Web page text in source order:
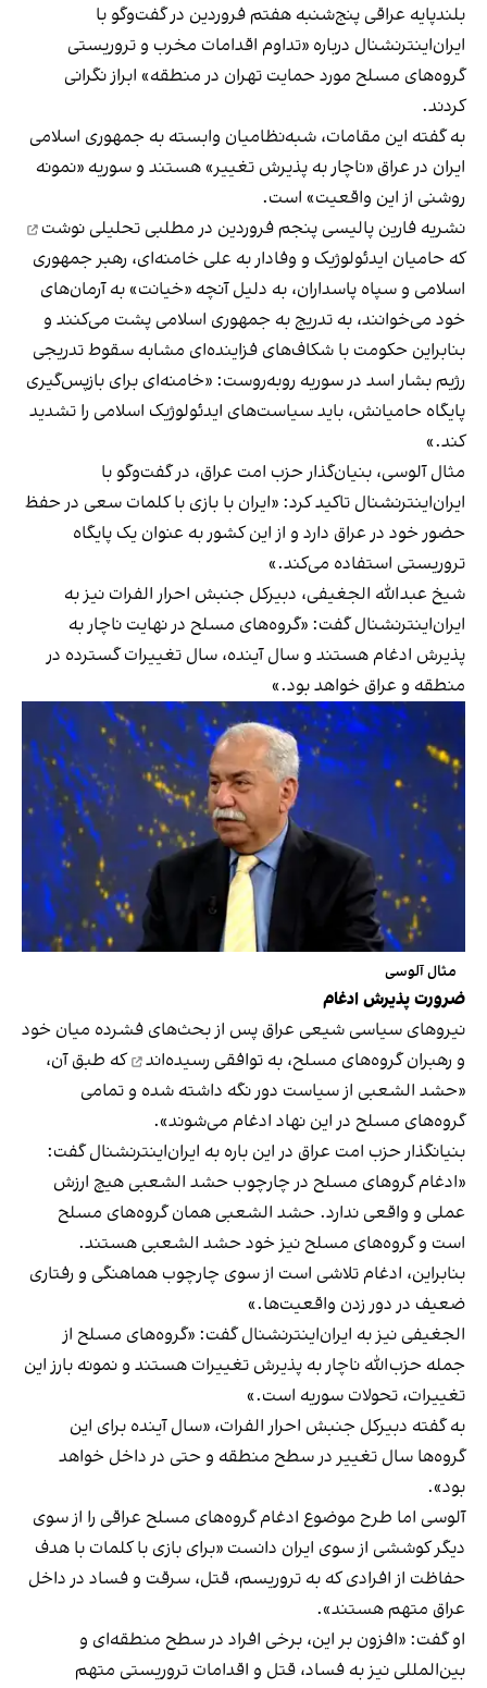
بلندپایه عراقی پنج‌شنبه هفتم فروردین در گفت‌وگو با
ایران‌اینترنشنال درباره «تداوم اقدامات مخرب و تروریستی
گروه‌های مسلح مورد حمایت تهران در منطقه» ابراز نگرانی
کردند.
به گفته این مقامات، شبه‌نظامیان وابسته به جمهوری اسلامی
ایران در عراق «ناچار به پذیرش تغییر» هستند و سوریه «نمونه
روشنی از این واقعیت» است.
نشریه فارین پالیسی پنجم فروردین در مطلبی تحلیلی نوشت
که حامیان ایدئولوژیک و وفادار به علی خامنه‌ای، رهبر جمهوری
اسلامی و سپاه پاسداران، به دلیل آنچه «خیانت» به آرمان‌های
خود می‌خوانند، به تدریج به جمهوری اسلامی پشت می‌کنند و
بنابراین حکومت با شکاف‌های فزاینده‌ای مشابه سقوط تدریجی
رژیم بشار اسد در سوریه روبه‌روست: «خامنه‌ای برای بازپس‌گیری
پایگاه حامیانش، باید سیاست‌های ایدئولوژیک اسلامی را تشدید
کند.»
مثال آلوسی، بنیان‌گذار حزب امت عراق، در گفت‌وگو با
ایران‌اینترنشنال تاکید کرد: «ایران با بازی با کلمات سعی در حفظ
حضور خود در عراق دارد و از این کشور به عنوان یک پایگاه
تروریستی استفاده می‌کند.»
شیخ عبدالله الجغیفی، دبیرکل جنبش احرار الفرات نیز به
ایران‌اینترنشنال گفت: «گروه‌های مسلح در نهایت ناچار به
پذیرش ادغام هستند و سال آینده، سال تغییرات گسترده در
منطقه و عراق خواهد بود.»
مثال آلوسی
ضرورت پذیرش ادغام
نیروهای سیاسی شیعی عراق پس از بحث‌های فشرده میان خود
و رهبران گروه‌های مسلح، به توافقی رسیده‌اند
که طبق آن،
«حشد الشعبی از سیاست دور نگه داشته شده و تمامی
گروه‌های مسلح در این نهاد ادغام می‌شوند».
بنیانگذار حزب امت عراق در این باره به ایران‌اینترنشنال گفت:
«ادغام گروهای مسلح در چارچوب حشد الشعبی هیچ ارزش
عملی و واقعی ندارد. حشد الشعبی همان گروه‌های مسلح
است و گروه‌های مسلح نیز خود حشد الشعبی هستند.
بنابراین، ادغام تلاشی است از سوی چارچوب هماهنگی و رفتاری
ضعیف در دور زدن واقعیت‌ها.»
الجغیفی نیز به ایران‌اینترنشنال گفت: «گروه‌های مسلح از
جمله حزب‌الله ناچار به پذیرش تغییرات هستند و نمونه بارز این
تغییرات، تحولات سوریه است.»
به گفته دبیر‌کل جنبش احرار الفرات، «سال آینده برای این
گروه‌ها سال تغییر در سطح منطقه و حتی در داخل خواهد
بود».
آلوسی اما طرح موضوع ادغام گروه‌های مسلح عراقی را از سوی
دیگر کوششی از سوی ایران دانست «برای بازی با کلمات با هدف
حفاظت از افرادی که به تروریسم، قتل، سرقت و فساد در داخل
عراق متهم هستند».
او گفت: «افزون بر این، برخی افراد در سطح منطقه‌ای و
بین‌المللی نیز به فساد، قتل و اقدامات تروریستی متهم